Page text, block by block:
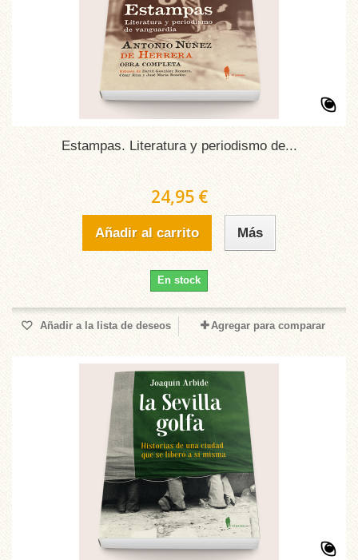
Estampas. Literatura y periodismo de...
24,95 €
Añadir al carrito Más
En stock
Añadir a la lista de deseos Agregar para comparar